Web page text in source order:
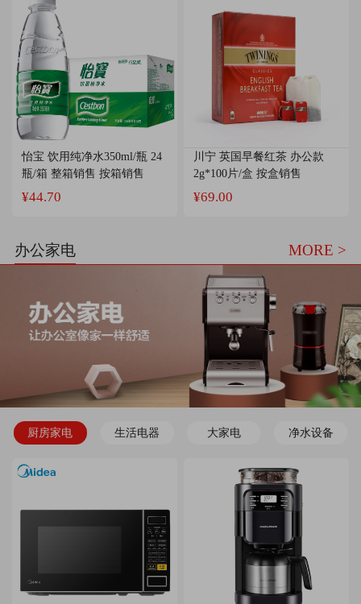
怡宝 饮用纯净水350ml/瓶 24
瓶/箱 整箱销售 按箱销售
¥44.70
川宁 英国早餐红茶 办公款
2g*100片/盒 按盒销售
¥69.00
办公家电 MORE >
厨房家电 生活电器 大家电 净水设备